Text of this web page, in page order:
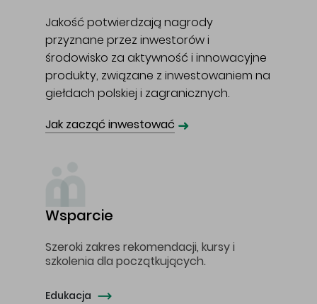
Jakość potwierdzają nagrody
przyznane przez inwestorów i
środowisko za aktywność i innowacyjne
produkty, związane z inwestowaniem na
giełdach polskiej i zagranicznych.
Jak zacząć inwestować ➜
Wsparcie
Szeroki zakres rekomendacji, kursy i
szkolenia dla początkujących.
Edukacja